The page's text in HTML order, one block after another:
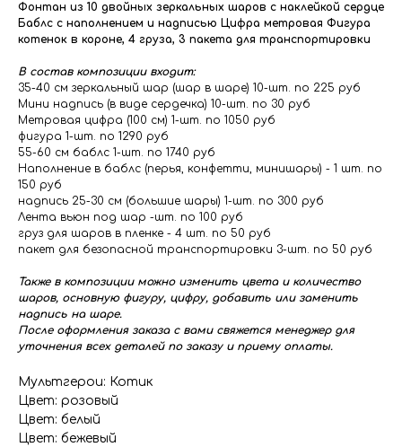
Фонтан из 10 двойных зеркальных шаров с наклейкой сердце
Баблс с наполнением и надписью Цифра метровая Фигура
котенок в короне, 4 груза, 3 пакета для транспортировки
В состав композиции входит:
35-40 см зеркальный шар (шар в шаре) 10-шт. по 225 руб
Мини надпись (в виде сердечка) 10-шт. по 30 руб
Метровая цифра (100 см) 1-шт. по 1050 руб
фигура 1-шт. по 1290 руб
55-60 см баблс 1-шт. по 1740 руб
Наполнение в баблс (перья, конфетти, минишары) - 1 шт. по
150 руб
надпись 25-30 см (большие шары) 1-шт. по 300 руб
Лента вьюн под шар -шт. по 100 руб
груз для шаров в пленке - 4 шт. по 50 руб
пакет для безопасной транспортировки 3-шт. по 50 руб
Также в композиции можно изменить цвета и количество
шаров, основную фигуру, цифру, добавить или заменить
надпись на шаре.
После оформления заказа с вами свяжется менеджер для
уточнения всех деталей по заказу и приему оплаты.
Мультгерои: Котик
Цвет: розовый
Цвет: белый
Цвет: бежевый